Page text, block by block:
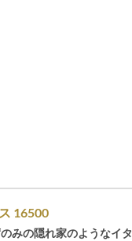
16500
みの隠れ家のようなイタ